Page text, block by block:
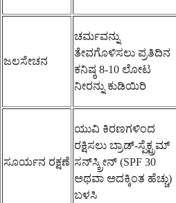
ಜಲಸೇಚನ
ಚರ್ಮವನ್ನು
ತೇವಗೊಳಿಸಲು ಪ್ರತಿದಿನ
ಕನಿಷ್ಠ 8-10 ಲೋಟ
ನೀರನ್ನು ಕುಡಿಯಿರಿ
ಸೂರ್ಯನ ರಕ್ಷಣೆ
ಯುವಿ ಕಿರಣಗಳಿಂದ
ರಕ್ಷಿಸಲು ಬ್ರಾಡ್-ಸ್ಪೆಕ್ಟ್ರಮ್
ಸನ್‌ಸ್ಕ್ರೀನ್ (SPF 30
ಅಥವಾ ಅದಕ್ಕಿಂತ ಹೆಚ್ಚು)
ಬಳಸಿ